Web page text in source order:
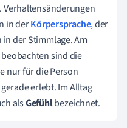
Verhaltensänderungen
in derKörpersprache, der
der Stimmlage. Am
sind die
nur für die Person
erlebt. Im Alltag
alsGefühlbezeichnet.